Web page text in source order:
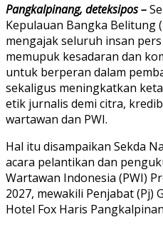
Pangkalpinang, deteksipos –
Kepulauan Bangka Belitung
mengajak seluruh insan
memupuk kesadaran dan
untuk berperan dalam
sekaligus meningkatkan
etik jurnalis demi citra,
wartawan dan PWI.
Hal itu disampaikan Sekda
acara pelantikan dan
Wartawan Indonesia (PWI)
2027, mewakili Penjabat (Pj)
Hotel Fox Haris